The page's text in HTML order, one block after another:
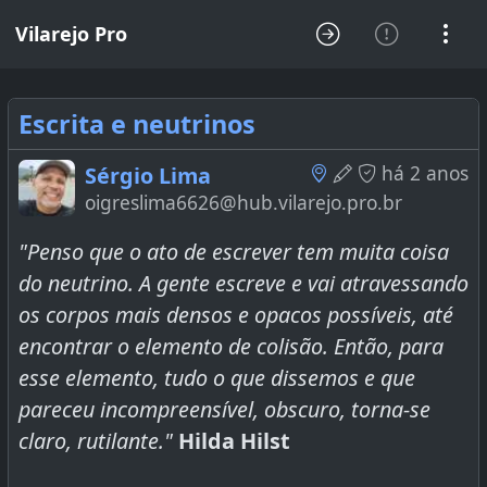
Vilarejo Pro
Escrita e neutrinos
há 2 anos
Sérgio Lima
oigreslima6626@hub.vilarejo.pro.br
"Penso que o ato de escrever tem muita coisa
do neutrino. A gente escreve e vai atravessando
os corpos mais densos e opacos possíveis, até
encontrar o elemento de colisão. Então, para
esse elemento, tudo o que dissemos e que
pareceu incompreensível, obscuro, torna-se
claro, rutilante." Hilda Hilst